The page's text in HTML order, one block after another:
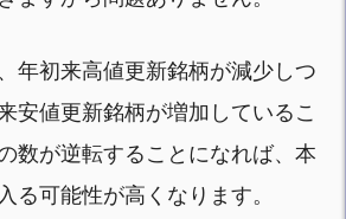
年初来高値更新銘柄が減少しつ
安値更新銘柄が増加しているこ
数が逆転することになれば、本
る可能性が高くなります。